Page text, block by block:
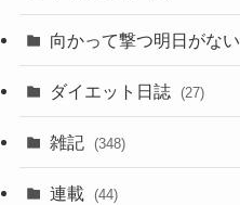
向かって撃つ明日がない
ダイエット日誌 (27)
雑記 (348)
連載 (44)